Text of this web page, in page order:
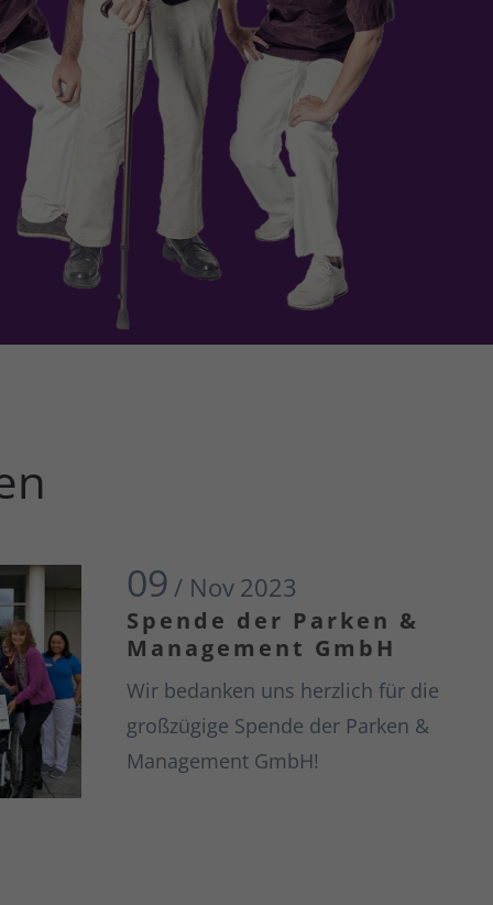
09 / Nov 2023
Spende der Parken &
Management GmbH
Wir bedanken uns herzlich für die
großzügige Spende der Parken &
Management GmbH!